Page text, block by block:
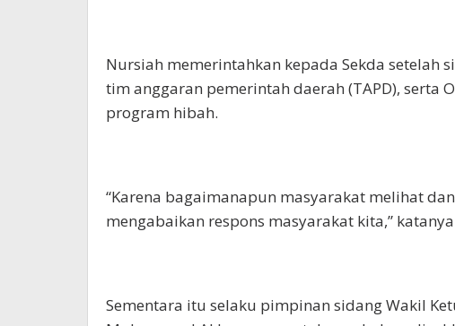
Nursiah memerintahkan kepada Sekda
tim anggaran pemerintah daerah (TAPD), serta
program hibah.
“Karena bagaimanapun masyarakat melihat
mengabaikan respons masyarakat kita,”
Sementara itu selaku pimpinan sidang Wakil